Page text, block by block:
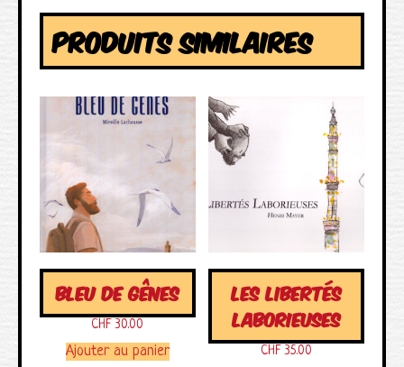
PRODUITS SIMILAIRES
BLEU DE GÊNES
CHF 30.00
Ajouter au panier
LES LIBERTÉS
LABORIEUSES
CHF 35.00